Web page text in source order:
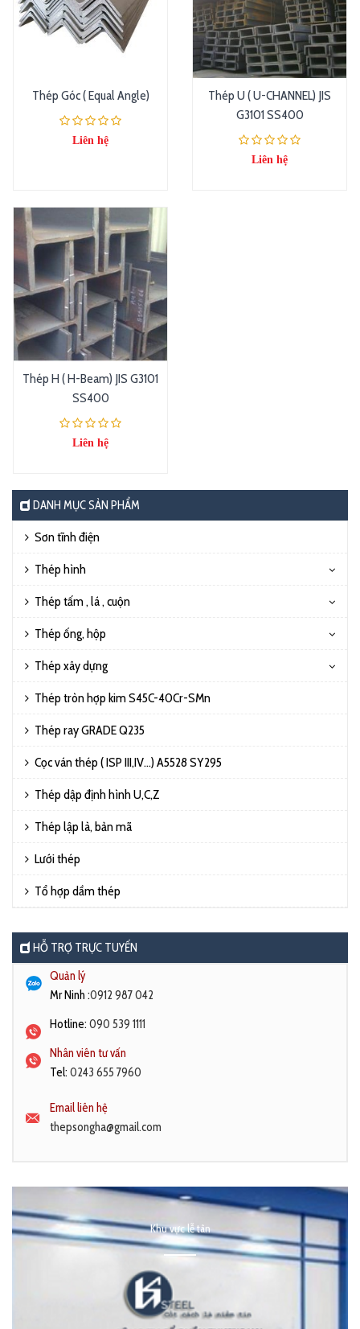
Thép Góc ( Equal Angle)
Liên hệ
Thép U ( U-CHANNEL) JIS
G3101 SS400
Liên hệ
Thép H ( H-Beam) JIS G3101
SS400
Liên hệ
DANH MỤC SẢN PHẨM
Sơn tĩnh điện
Thép hình
Thép tấm , lá , cuộn
Thép ống, hộp
Thép xây dựng
Thép tròn hợp kim S45C-40Cr-SMn
Thép ray GRADE Q235
Cọc ván thép ( ISP III,IV…) A5528 SY295
Thép dập định hình U,C,Z
Thép lập là, bản mã
Lưới thép
Tổ hợp dầm thép
HỖ TRỢ TRỰC TUYẾN
Quản lý
Mr Ninh :0912 987 042
Hotline: 090 539 1111
Nhân viên tư vấn
Tel: 0243 655 7960
Email liên hệ
thepsongha@gmail.com
Khu vực lễ tân